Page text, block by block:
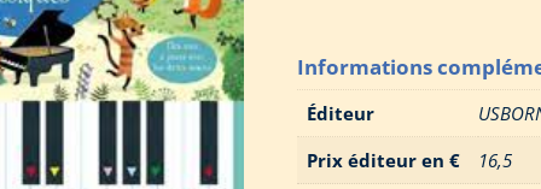
Informations
Éditeur
Prix éditeur en €
16,5